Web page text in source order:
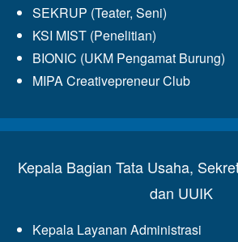
SEKRUP (Teater, Seni)
KSI MIST (Penelitian)
BIONIC (UKM Pengamat Burung)
MIPA Creativepreneur Club
Kepala Bagian Tata Usaha,
dan UUIK
Kepala Layanan Administrasi